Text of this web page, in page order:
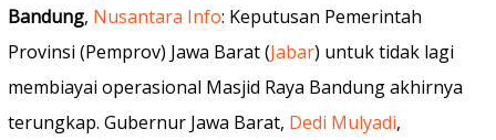
Bandung, Nusantara Info: Keputusan Pemerintah
Provinsi (Pemprov) Jawa Barat (Jabar) untuk tidak lagi
membiayai operasional Masjid Raya Bandung akhirnya
terungkap. Gubernur Jawa Barat, Dedi Mulyadi,